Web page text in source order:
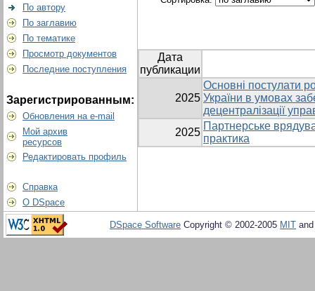
По автору
По заглавию
По тематике
Просмотр документов
Последние поступления
Зарегистрированным:
Обновления на e-mail
Мой архив
ресурсов
Редактировать профиль
Справка
О DSpace
Дата
публикации
2025
Основні постулати
України в умовах
децентралізації
2025
Партнерське
практика
DSpace Software Copyright © 2002-2005 MIT